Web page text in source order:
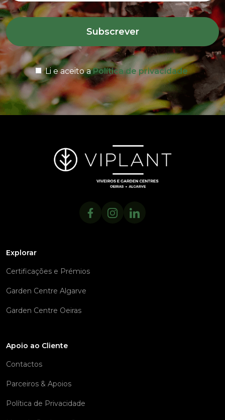
Subscrever
Li e aceito aPolítica de privacidade
Explorar
Certificações e Prémios
Garden Centre Algarve
Garden Centre Oeiras
Apoio ao Cliente
Contactos
Parceiros & Apoios
Política de Privacidade